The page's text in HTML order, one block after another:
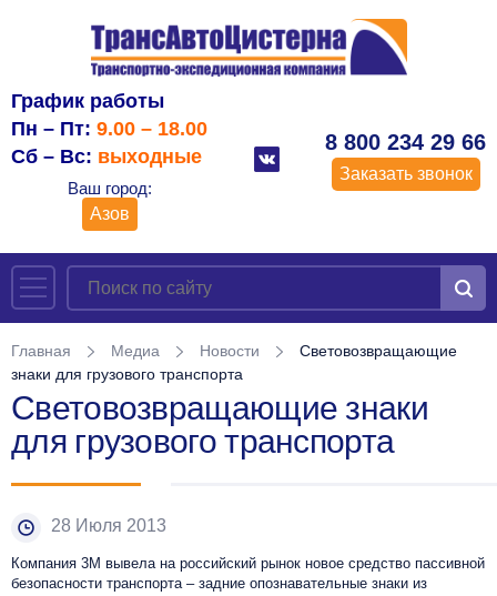
График работы
Пн – Пт: 9.00 – 18.00
Сб – Вс: выходные
Ваш город:
Азов
8 800 234 29 66
Заказать звонок
Главная Медиа Новости
Световозвращающие
знаки для грузового транспорта
Световозвращающие знаки
для грузового транспорта
28 Июля 2013
Компания 3М вывела на российский рынок новое средство пассивной
безопасности транспорта – задние опознавательные знаки из